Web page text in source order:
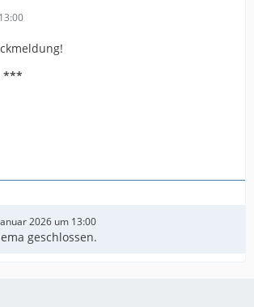
***
2026 um 13:00
geschlossen.